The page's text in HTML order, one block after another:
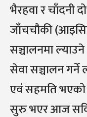
भैरहवा र चाँदनी
जाँचचौकी
सञ्चालनमा ल्याउने
सेवा सञ्चालन
एवं सहमति
सुरु भएर आज